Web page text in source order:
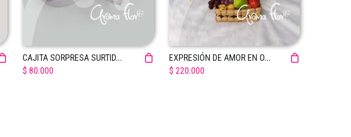
CAJITA SORPRESA SURTID...
$ 80.000
EXPRESIÓN DE AMOR EN O...
$ 220.000